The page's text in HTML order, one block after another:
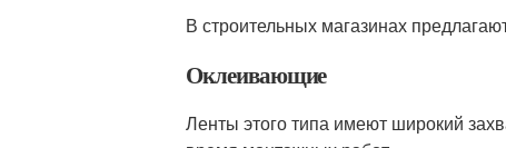
В строительных магазинах
Оклеивающие
Ленты этого типа имеют широкий